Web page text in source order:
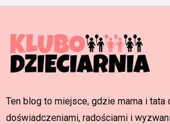
Ten blog to miejsce, gdzie mama i
doświadczeniami, radościami i